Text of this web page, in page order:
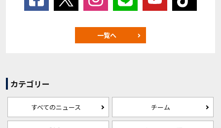
一覧へ
カテゴリー
すべてのニュース チーム